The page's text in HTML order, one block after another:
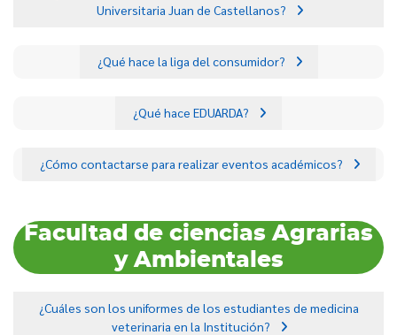
Universitaria Juan de Castellanos?
¿Qué hace la liga del consumidor?
¿Qué hace EDUARDA?
¿Cómo contactarse para realizar eventos académicos?
Facultad de ciencias Agrarias
y Ambientales
¿Cuáles son los uniformes de los estudiantes de medicina
veterinaria en la Institución?